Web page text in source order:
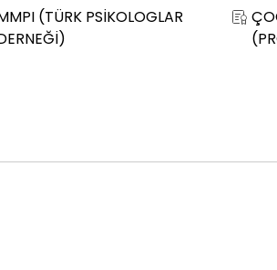
MMPI (TÜRK PSİKOLOGLAR
DERNEĞİ)